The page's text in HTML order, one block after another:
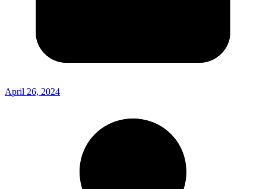
April 26, 2024